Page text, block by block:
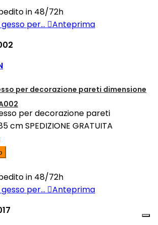
in 48/72h
Anteprima
per decorazione pareti dimensione
per decorazione pareti
cm SPEDIZIONE GRATUITA
in 48/72h
Anteprima